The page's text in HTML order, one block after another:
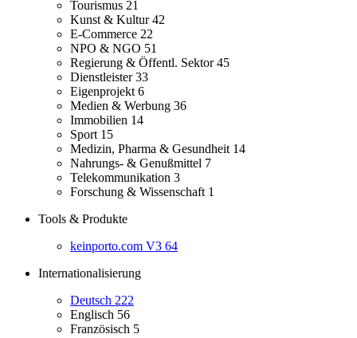
Tourismus 21
Kunst & Kultur42
E-Commerce 22
NPO & NGO 51
Regierung & Öffentl. Sektor45
Dienstleister33
Eigenprojekt 6
Medien & Werbung 36
Immobilien 14
Sport 15
Medizin, Pharma & Gesundheit 14
Nahrungs- & Genußmittel 7
Telekommunikation 3
Forschung & Wissenschaft 1
Tools & Produkte
keinporto.com V3 64
Internationalisierung
Deutsch 222
Englisch 56
Französisch 5